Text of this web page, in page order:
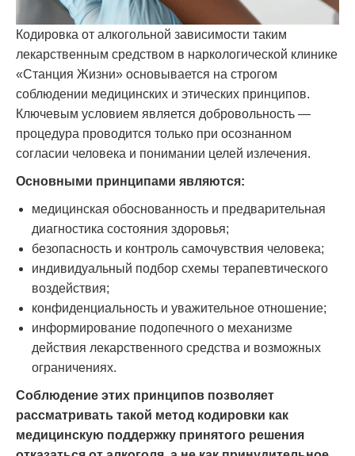
Кодировка от алкогольной зависимости таким
лекарственным средством в наркологической клинике
«Станция Жизни» основывается на строгом
соблюдении медицинских и этических принципов.
Ключевым условием является добровольность —
процедура проводится только при осознанном
согласии человека и понимании целей излечения.
Основными принципами являются:
медицинская обоснованность и предварительная
диагностика состояния здоровья;
безопасность и контроль самочувствия человека;
индивидуальный подбор схемы терапевтического
воздействия;
конфиденциальность и уважительное отношение;
информирование подопечного о механизме
действия лекарственного средства и возможных
ограничениях.
Соблюдение этих принципов позволяет
рассматривать такой метод кодировки как
медицинскую поддержку принятого решения